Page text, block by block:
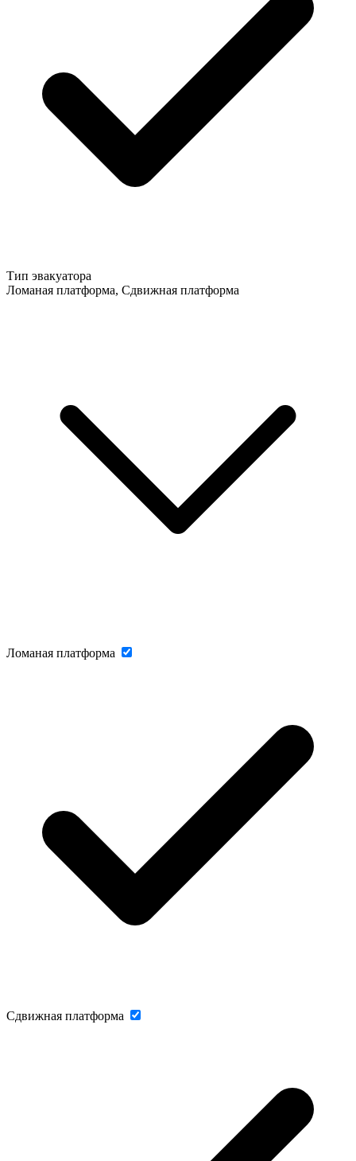
Тип эвакуатора
Ломаная платформа, Сдвижная платформа
Ломаная платформа
Сдвижная платформа